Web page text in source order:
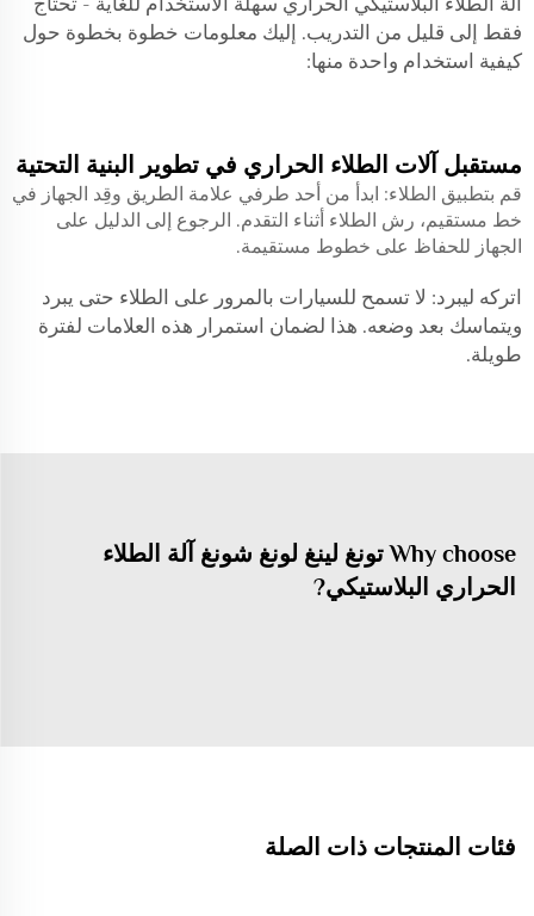
فقط إلى قليل من التدريب. إليك معلومات خطوة بخطوة حول
كيفية استخدام واحدة منها:
مستقبل آلات الطلاء الحراري في تطوير البنية التحتية
قم بتطبيق الطلاء: ابدأ من أحد طرفي علامة الطريق وقِد الجهاز في
خط مستقيم، رش الطلاء أثناء التقدم. الرجوع إلى الدليل على
الجهاز للحفاظ على خطوط مستقيمة.
اتركه ليبرد: لا تسمح للسيارات بالمرور على الطلاء حتى يبرد
ويتماسك بعد وضعه. هذا لضمان استمرار هذه العلامات لفترة
طويلة.
Why choose تونغ لينغ لونغ شونغ آلة الطلاء
الحراري البلاستيكي?
فئات المنتجات ذات الصلة